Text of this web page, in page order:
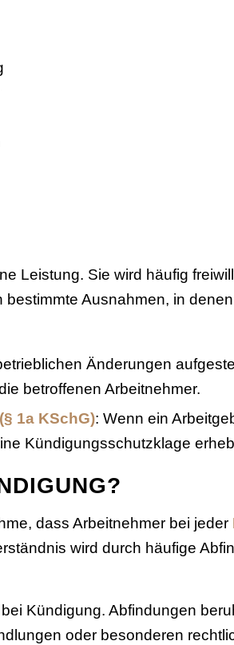
Leistung. Sie wird häufig
Ausnahmen, in
Änderungen
betroffenen Arbeitnehmer.
1a KSchG): Wenn ein
Kündigungsschutzklage
dass Arbeitnehmer bei jeder
wird durch häufige
Kündigung. Abfindungen
oder besonderen